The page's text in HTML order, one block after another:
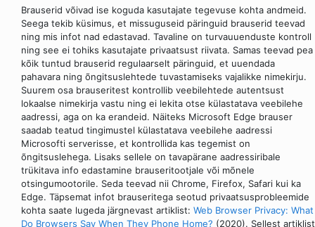
Brauserid võivad ise koguda kasutajate tegevuse kohta andmeid.
Seega tekib küsimus, et missuguseid päringuid brauserid teevad
ning mis infot nad edastavad. Tavaline on turvauuenduste kontroll
ning see ei tohiks kasutajate privaatsust riivata. Samas teevad pea
kõik tuntud brauserid regulaarselt päringuid, et uuendada
pahavara ning õngitsuslehtede tuvastamiseks vajalikke nimekirju.
Suurem osa brauseritest kontrollib veebilehtede autentsust
lokaalse nimekirja vastu ning ei lekita otse külastatava veebilehe
aadressi, aga on ka erandeid. Näiteks Microsoft Edge brauser
saadab teatud tingimustel külastatava veebilehe aadressi
Microsofti serverisse, et kontrollida kas tegemist on
õngitsuslehega. Lisaks sellele on tavapärane aadressiribale
trükitava info edastamine brauseritootjale või mõnele
otsingumootorile. Seda teevad nii Chrome, Firefox, Safari kui ka
Edge. Täpsemat infot brauseritega seotud privaatsusprobleemide
kohta saate lugeda järgnevast artiklist: Web Browser Privacy: What
Do Browsers Say When They Phone Home? (2020). Sellest artiklist